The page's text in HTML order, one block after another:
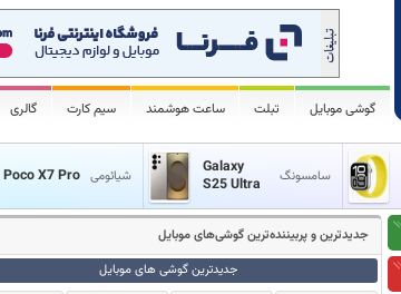
گوشی موبایل تبلت ساعت هوشمند سیم کارت گالری
سامسونگ
Galaxy
S25 Ultra
شیائومی Poco X7 Pro
جدیدترین و پر‌بیننده‌ترین گوشی‌های موبایل
جدیدترین گوشی های موبایل